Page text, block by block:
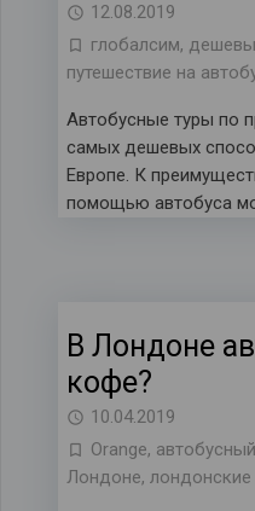
12.08.2019
глобалсим,
путешествие на
Автобусные туры по
самых дешевых
Европе. К
помощью автобуса
В Лондоне
кофе?
10.04.2019
Orange,
Лондоне,